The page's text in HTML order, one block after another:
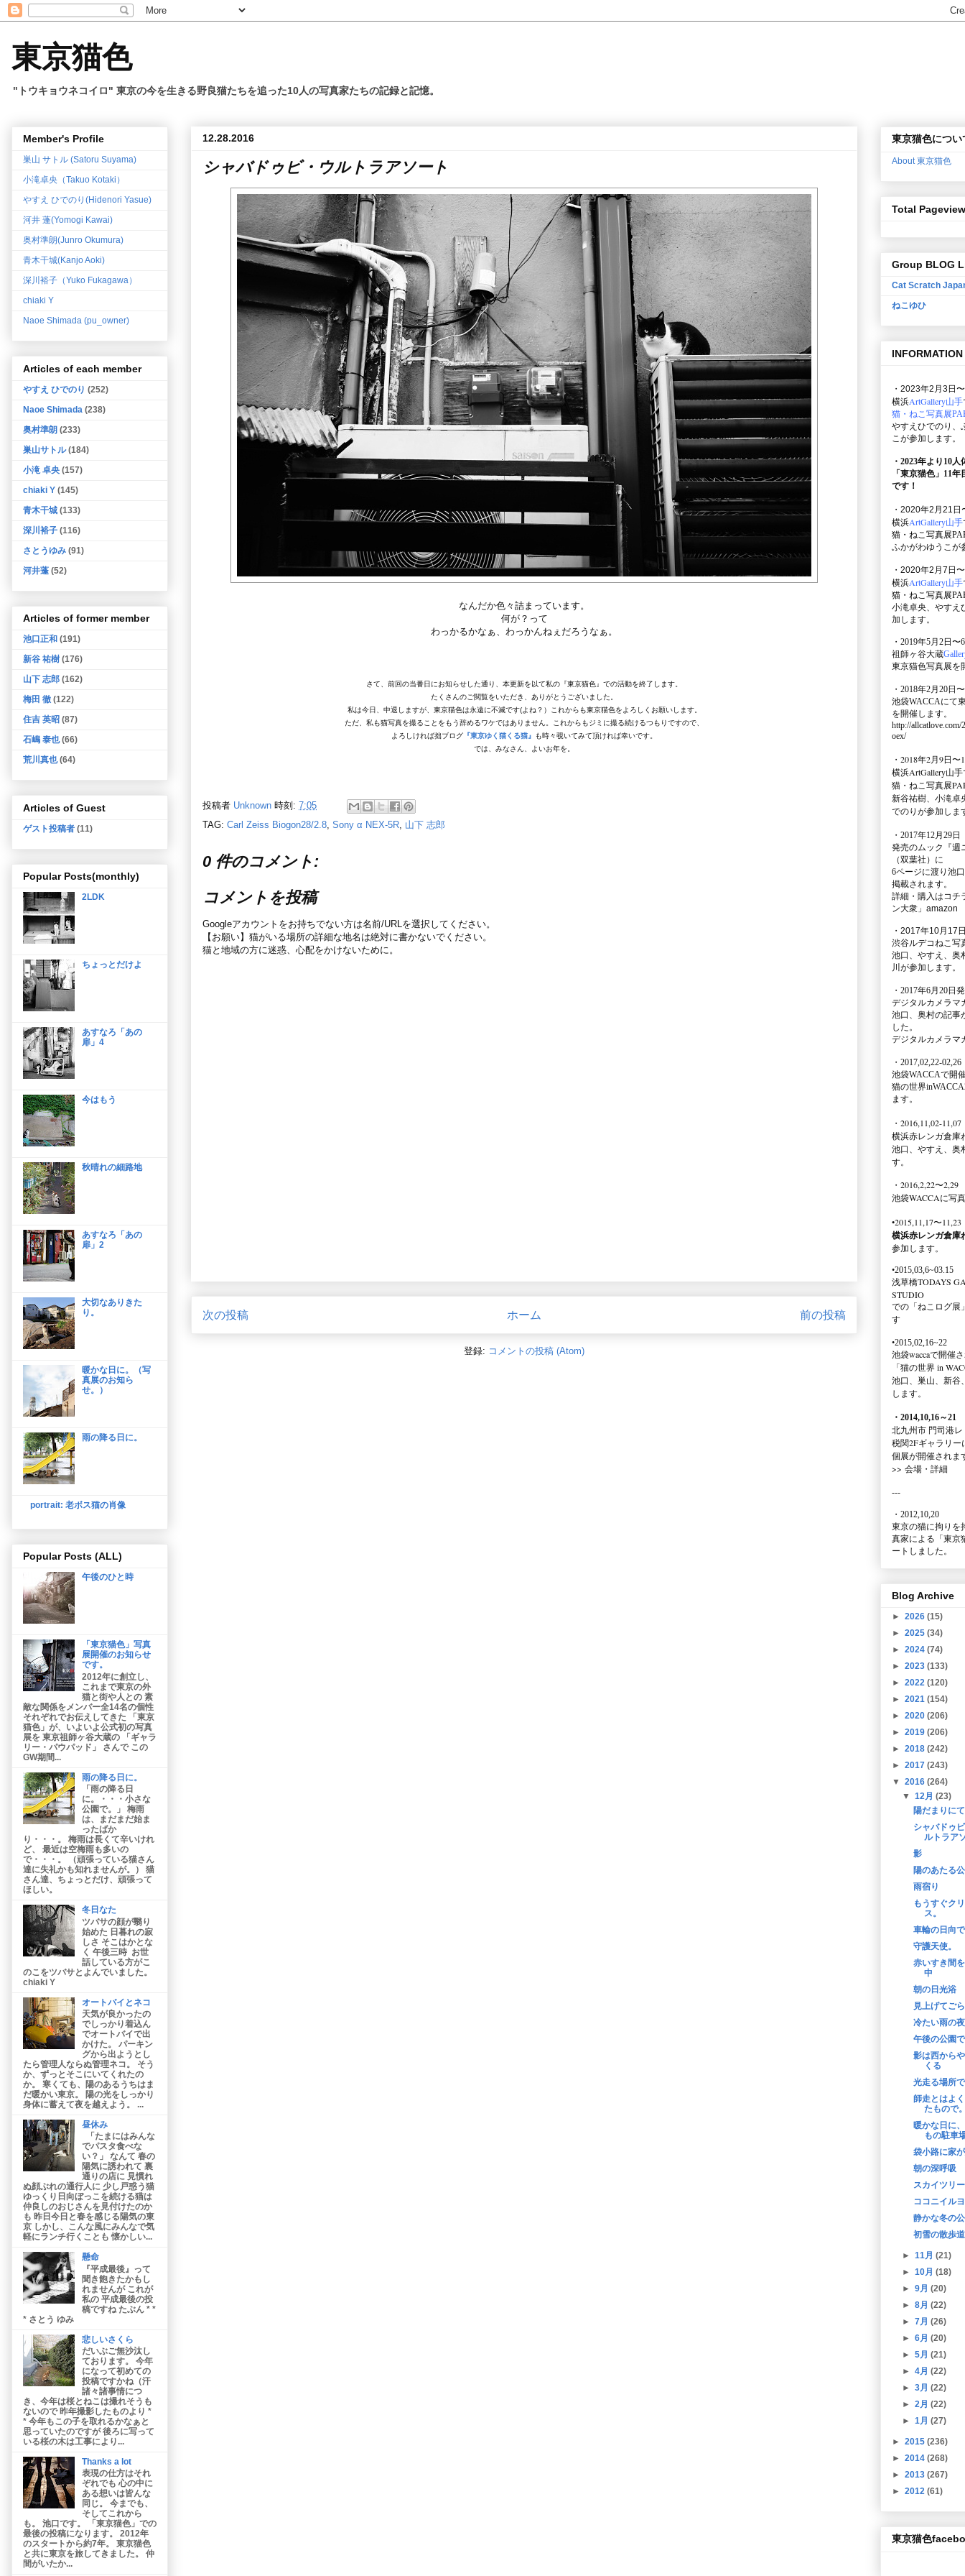
東京猫色
"トウキョウネコイロ" 東京の今を生きる野良猫たちを追った10人の写真家たちの記録と記憶。
12.28.2016
シャバドゥビ・ウルトラアソート
なんだか色々詰まっています。
何が？って
わっかるかなぁ、わっかんねぇだろうなぁ。
さて、前回の当番日にお知らせした通り、本更新を以て私の『東京猫色』での活動を終了します。
たくさんのご閲覧をいただき、ありがとうございました。
私は今日、中退しますが、東京猫色は永遠に不滅です(よね？）これからも東京猫色をよろしくお願いします。
ただ、私も猫写真を撮ることをもう辞めるワケではありません。これからもジミに撮る続けるつもりですので、
よろしければ拙ブログ 『東京ゆく猫くる猫』
も時々覗いてみて頂ければ幸いです。
では、みなさん、よいお年を。
投稿者 Unknown 時刻: 7:05
TAG: Carl Zeiss Biogon28/2.8, Sony α NEX-5R, 山下 志郎
0 件のコメント:
コメントを投稿
Googleアカウントをお持ちでない方は名前/URLを選択してください。
【お願い】猫がいる場所の詳細な地名は絶対に書かないでください。
猫と地域の方に迷惑、心配をかけないために。
次の投稿 前の投稿
ホーム
登録: コメントの投稿 (Atom)
Member's Profile
巣山 サトル (Satoru Suyama)
小滝卓央（Takuo Kotaki）
やすえ ひでのり(Hidenori Yasue)
河井 蓬(Yomogi Kawai)
奥村準朗(Junro Okumura)
青木干城(Kanjo Aoki)
深川裕子（Yuko Fukagawa）
chiaki Y
Naoe Shimada (pu_owner)
Articles of each member
やすえ ひでのり (252)
Naoe Shimada (238)
奥村準朗 (233)
巣山サトル (184)
小滝 卓央 (157)
chiaki Y (145)
青木干城 (133)
深川裕子 (116)
さとうゆみ (91)
河井蓬 (52)
Articles of former member
池口正和 (191)
新谷 祐樹 (176)
山下 志郎 (162)
梅田 徹 (122)
住吉 英昭 (87)
石嶋 泰也 (66)
荒川真也 (64)
Articles of Guest
ゲスト投稿者 (11)
Popular Posts(monthly)
2LDK
ちょっとだけよ
あすなろ「あの
扉」4
今はもう
秋晴れの細路地
あすなろ「あの
扉」2
大切なありきた
り。
暖かな日に。（写
真展のお知ら
せ。）
雨の降る日に。
portrait: 老ボス猫の肖像
Popular Posts (ALL)
午後のひと時
「東京猫色」写真
展開催のお知らせ
です。
2012年に創立し、
これまで東京の外
猫と街や人との 素
敵な関係をメンバー全14名の個性
それぞれでお伝えしてきた 「東京
猫色」が、いよいよ公式初の写真
展を 東京祖師ヶ谷大蔵の 「ギャラ
リー・パウパッド」 さんで この
GW期間...
雨の降る日に。
「雨の降る日
に。・・・小さな
公園で。」 梅雨
は、まだまだ始ま
ったばか
り・・・。 梅雨は長くて辛いけれ
ど、 最近は空梅雨も多いの
で・・・。 （頑張っている猫さん
達に失礼かも知れませんが。） 猫
さん達、ちょっとだけ、頑張って
ほしい。
冬日なた
ツバサの顔が翳り
始めた 日暮れの寂
しさ そこはかとな
く 午後三時 お世
話している方がこ
のこをツバサとよんでいました。
chiaki Y
オートバイとネコ
天気が良かったの
でしっかり着込ん
でオートバイで出
かけた。 パーキン
グから出ようとし
たら管理人ならぬ管理ネコ。 そう
か、ずっとそこにいてくれたの
か。 寒くても、陽のあるうちはま
だ暖かい東京。 陽の光をしっかり
身体に蓄えて夜を越えよう。 ...
昼休み
「たまにはみんな
でパスタ食べな
い？」 なんて 春の
陽気に誘われて 裏
通りの店に 見慣れ
ぬ顔ぶれの通行人に 少し戸惑う猫
ゆっくり日向ぼっこを続ける猫は
仲良しのおじさんを見付けたのか
も 昨日今日と春を感じる陽気の東
京 しかし、こんな風にみんなで気
軽にランチ行くことも 懐かしい...
懸命
『平成最後』って
聞き飽きたかもし
れませんが これが
私の 平成最後の投
稿ですね たぶん * *
* さとう ゆみ
悲しいさくら
だいぶご無沙汰し
ております。 今年
になって初めての
投稿ですかね（汗
諸々諸事情につ
き、今年は桜とねこは撮れそうも
ないので 昨年撮影したものより *
* 今年もこの子を取れるかなぁと
思っていたのですが 後ろに写って
いる桜の木は工事により...
Thanks a lot
表現の仕方はそれ
ぞれでも 心の中に
ある想いは皆んな
同じ。 今までも、
そしてこれから
も。 池口です。 「東京猫色」での
最後の投稿になります。 2012年
のスタートから約7年。 東京猫色
と共に東京を旅してきました。 仲
間がいたか...
東京猫色につい
About 東京猫色
Total
Group BLOG
Cat Scratch
ねこゆひ
INFORMATION
・2023年2月3日
横浜ArtGallery山手
猫・ねこ写真展
やすえひでのり、
こが参加します。
・2023年より10
「東京猫色」 11年
です！
・2020年2月21日
横浜ArtGallery山手
猫・ねこ写真展
ふかがわゆうこが
・2020年2月7日
横浜ArtGallery山手
猫・ねこ写真展
小滝卓央、やすえ
加します。
・2019年5月2日〜
祖師ヶ谷大蔵
東京猫色写真展を
・2018年2月20日
池袋WACCAにて
を開催します。
http://allcatlove.com/
oex/
・2018年2月9日〜
横浜ArtGallery山手
猫・ねこ写真展
新谷祐樹、小滝卓
でのりが参加しま
・ 2017年12月29日
発売のムック
『
（双葉社）に
6ページに渡り 池
掲載されます。
詳細・購入はコ
ン大衆」amazon
・2017年10月17
渋谷ルデコねこ写
池口、やすえ、奥
川が参加します。
・2017年6月20日
デジタルカメラマ
池口、奥村の記事
した。
デジタルカメラマ
・2017,02,22-02,26
池袋WACCAで開
猫の世界
ます。
・2016,11,02-11,07
横浜赤レンガ倉庫
池口、やすえ、奥
す。
・2016,2,22〜2,29
池袋WACCAに写
•2015,11,17〜11,23
横浜赤レンガ倉庫
参加します。
•2015,03,6~03.15
浅草橋TODAYS
STUDIO
での 「ねこログ展
す
•2015,02,16~22
池袋waccaで開催
「猫の世界 in
池口、巣山、新谷
します。
・2014,10,16～21
北九州市 門司港
税関2Fギャラリー
個展が開催されま
>> 会場・詳細
---
・2012,10,20
東京の猫に拘りを
真家による 「東
ートしました。
Blog Archive
► 2026 (15)
► 2025 (34)
► 2024 (74)
► 2023 (133)
► 2022 (120)
► 2021 (154)
► 2020 (206)
► 2019 (206)
► 2018 (242)
► 2017 (243)
▼ 2016 (264)
▼12月(23)
陽だまりに
シャバドゥ
ルトラア
影
陽のあたる
雨宿り
もうすぐク
ス。
車輪の日向
守護天使。
赤いすき間
中
朝の日光浴
見上げてご
冷たい雨の夜
午後の公園
影は西から
くる
光走る場所
師走とはよ
たもので
暖かな日に
もの駐車
袋小路に家
朝の深呼吸
スカイツリ
ココニイルヨ
静かな冬の
初雪の散歩道
►11月(21)
►10月(18)
►9月(20)
►8月(22)
►7月(26)
►6月(20)
►5月(21)
►4月(22)
►3月(22)
►2月(22)
►1月(27)
► 2015 (236)
► 2014 (268)
► 2013 (267)
► 2012 (61)
東京猫色